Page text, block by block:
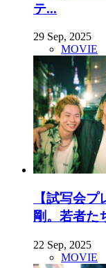
テ...
29 Sep, 2025
MOVIE
【試写会
剛。若者た
22 Sep, 2025
MOVIE